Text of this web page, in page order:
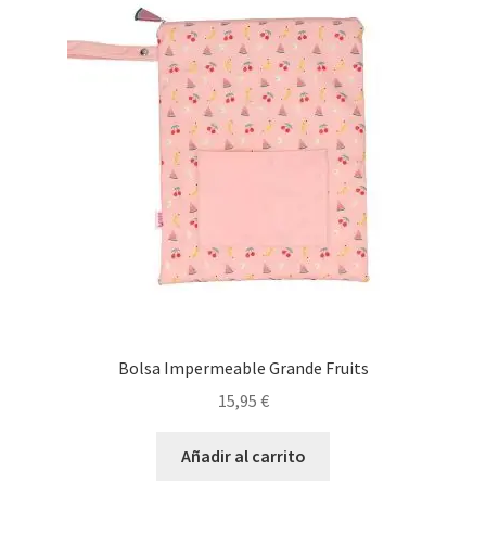
Bolsa Impermeable Grande Fruits
15,95 €
Añadir al carrito